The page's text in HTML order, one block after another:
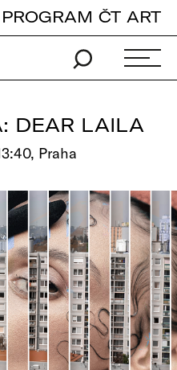
PROGRAM ČT ART
DEAR LAILA
Praha